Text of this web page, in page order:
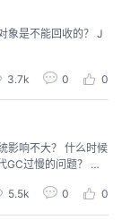
3.7k 0 0
5.5k 0 0